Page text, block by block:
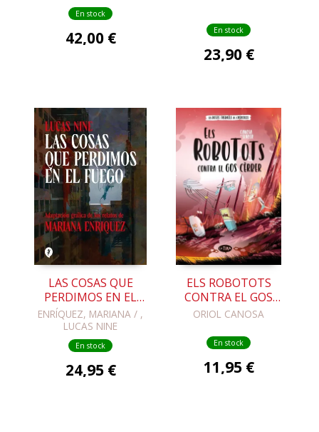
En stock
42,00 € En stock
23,90 €
LAS COSAS QUE
PERDIMOS EN EL
FUEGO
ENRÍQUEZ, MARIANA / ,
LUCAS NINE
En stock
24,95 €
ELS ROBOTOTS
CONTRA EL GOS
CÈRBER
ORIOL CANOSA
En stock
11,95 €